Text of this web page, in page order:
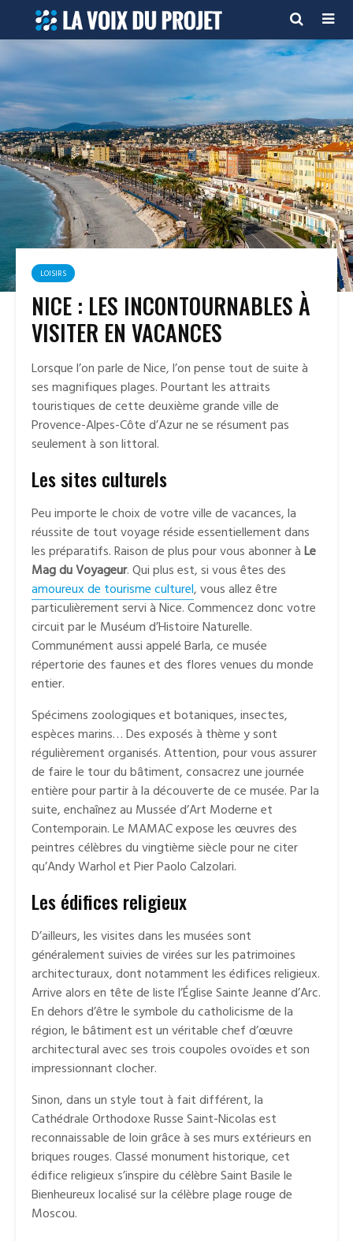
LOISIRS
NICE : LES INCONTOURNABLES À
VISITER EN VACANCES
Lorsque l’on parle de Nice, l’on pense tout de suite à
ses magnifiques plages. Pourtant les attraits
touristiques de cette deuxième grande ville de
Provence-Alpes-Côte d’Azur ne se résument pas
seulement à son littoral.
Les sites culturels
Peu importe le choix de votre ville de vacances, la
réussite de tout voyage réside essentiellement dans
les préparatifs. Raison de plus pour vous abonner àLe
Mag du Voyageur. Qui plus est, si vous êtes des
amoureux de tourisme culturel, vous allez être
particulièrement servi à Nice. Commencez donc votre
circuit par le Muséum d’Histoire Naturelle.
Communément aussi appelé Barla, ce musée
répertorie des faunes et des flores venues du monde
entier.
Spécimens zoologiques et botaniques, insectes,
espèces marins… Des exposés à thème y sont
régulièrement organisés. Attention, pour vous assurer
de faire le tour du bâtiment, consacrez une journée
entière pour partir à la découverte de ce musée. Par la
suite, enchaînez au Mussée d’Art Moderne et
Contemporain. Le MAMAC expose les œuvres des
peintres célèbres du vingtième siècle pour ne citer
qu’Andy Warhol et Pier Paolo Calzolari.
Les édifices religieux
D’ailleurs, les visites dans les musées sont
généralement suivies de virées sur les patrimoines
architecturaux, dont notamment les édifices religieux.
Arrive alors en tête de liste l’Église Sainte Jeanne d’Arc.
En dehors d’être le symbole du catholicisme de la
région, le bâtiment est un véritable chef d’œuvre
architectural avec ses trois coupoles ovoïdes et son
impressionnant clocher.
Sinon, dans un style tout à fait différent, la
Cathédrale Orthodoxe Russe Saint-Nicolas est
reconnaissable de loin grâce à ses murs extérieurs en
briques rouges. Classé monument historique, cet
édifice religieux s’inspire du célèbre Saint Basile le
Bienheureux localisé sur la célèbre plage rouge de
Moscou.